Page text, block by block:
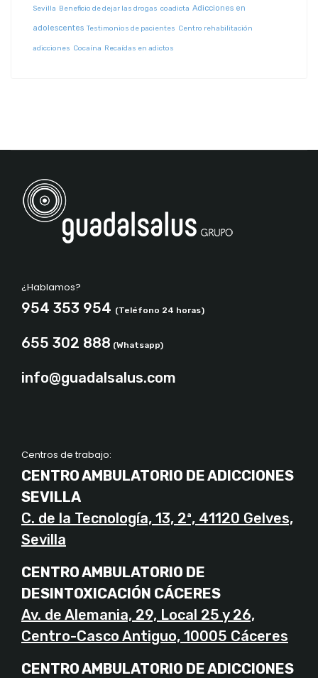
Sevilla Beneficio de dejar las drogas coadicta Adicciones en
adolescentes Testimonios de pacientes Centro rehabilitación
adicciones Cocaína Recaídas en adictos
¿Hablamos?
954 353 954 (Teléfono 24 horas)
655 302 888 (Whatsapp)
info@guadalsalus.com
Centros de trabajo:
CENTRO AMBULATORIO DE ADICCIONES
SEVILLA
C. de la Tecnología, 13, 2ª, 41120 Gelves,
Sevilla
CENTRO AMBULATORIO DE
DESINTOXICACIÓN CÁCERES
Av. de Alemania, 29, Local 25 y 26,
Centro-Casco Antiguo, 10005 Cáceres
CENTRO AMBULATORIO DE ADICCIONES